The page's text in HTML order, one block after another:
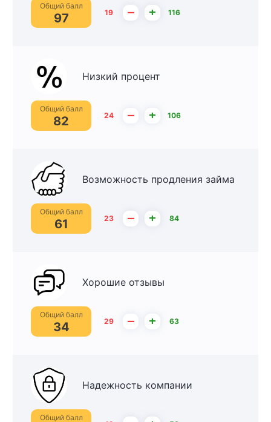
Общий балл
97 19 – + 116
Низкий процент
Общий балл
82 24 – + 106
Возможность продления займа
Общий балл
61 23 – + 84
Хорошие отзывы
Общий балл
34 29 – + 63
Надежность компании
Общий балл